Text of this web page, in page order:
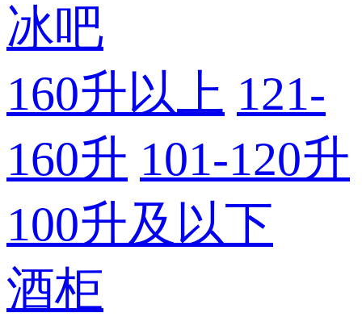
冰吧
160升以上 121-
160升 101-120升
100升及以下
酒柜